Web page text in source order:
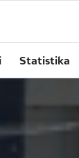
Statistika